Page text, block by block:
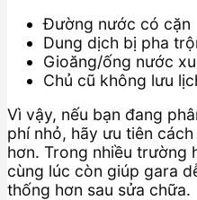
Đường nước có cặn
Dung dịch bị pha
Gioăng/ống nước
Chủ cũ không lưu
Vì vậy, nếu bạn đang
phí nhỏ, hãy ưu tiên
hơn. Trong nhiều trường
cùng lúc còn giúp gara
thống hơn sau sửa chữa.